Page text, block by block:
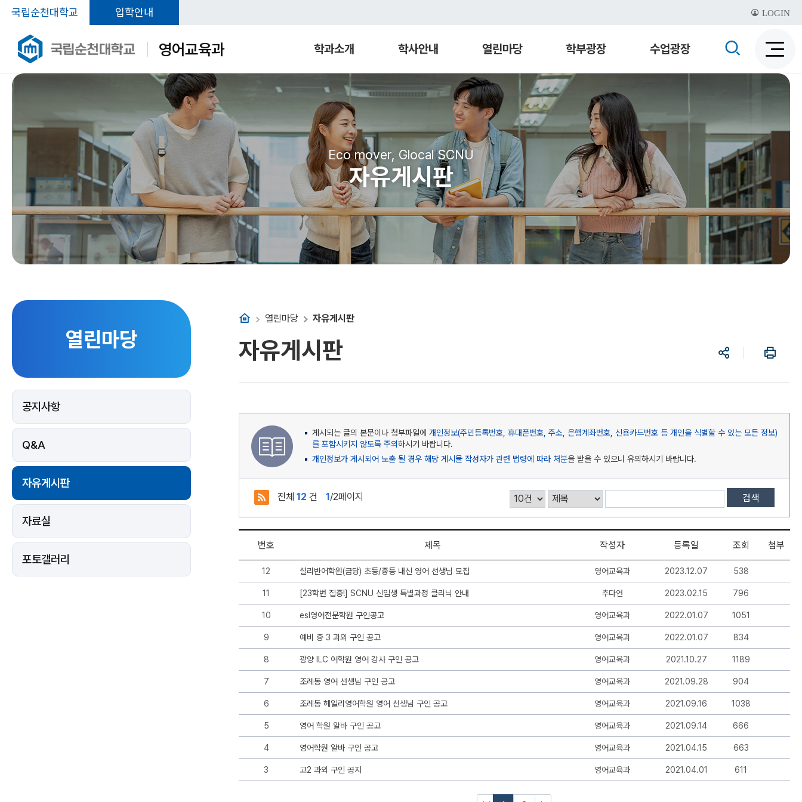
국립순천대학교 입학안내 LOGIN
영어교육과 학과소개 학사안내 열린마당 학부광장 수업광장
색
성
화
색
Eco mover, Glocal SCNU
자유게시판
홈 열린마당 자유게시판
열린마당
공지사항
Q&A
자유게시판
자료실
포토갤러리
공
프
린
자유게시판
게시되는 글의 본문이나 첨부파일에 개인정보(주민등록번호, 휴대폰번호, 주소, 은행계좌번호, 신용카드번호 등 개인을 식별할 수 있는 모든 정보)
를 포함시키지 않도록 주의하시기 바랍니다.
개인정보가 게시되어 노출 될 경우 해당 게시물 작성자가 관련 법령에 따라 처분을 받을 수 있으니 유의하시기 바랍니다.
전체 12 건 1/2페이지 검색
스
-
호,
목,
성
등
번호 제목 작성자 등록일 조회 첨부
12 설리반어학원(금당) 초등/중등 내신 영어 선생님 모집 영어교육과 2023.12.07 538
11 [23학번 집중!] SCNU 신입생 특별과정 클리닉 안내 추다연 2023.02.15 796
10 esl영어전문학원 구인공고 영어교육과 2022.01.07 1051
9 예비 중 3 과외 구인 공고 영어교육과 2022.01.07 834
8 광양 ILC 어학원 영어 강사 구인 공고 영어교육과 2021.10.27 1189
7 조례동 영어 선생님 구인 공고 영어교육과 2021.09.28 904
6 조례동 헤일리영어학원 영어 선생님 구인 공고 영어교육과 2021.09.16 1038
5 영어 학원 알바 구인 공고 영어교육과 2021.09.14 666
4 영어학원 알바 구인 공고 영어교육과 2021.04.15 663
3 고2 과외 구인 공지 영어교육과 2021.04.01 611